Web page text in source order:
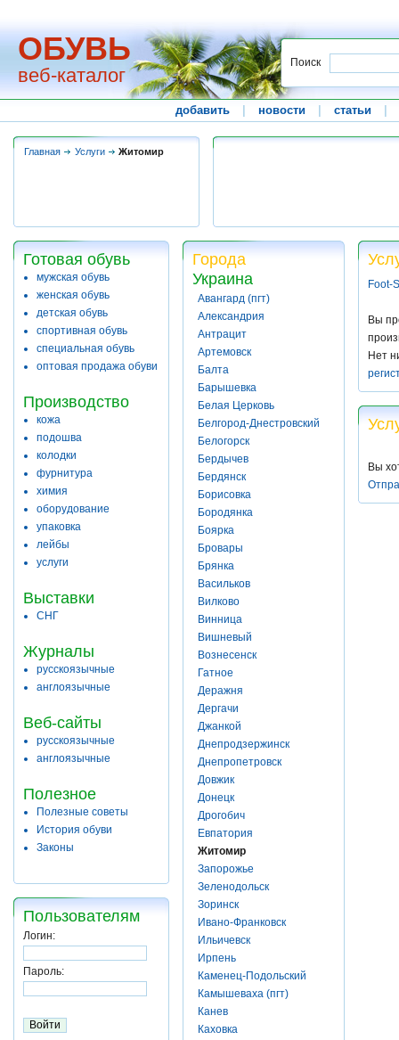
ОБУВЬ
веб-каталог
Поиск
добавить новости статьи
Главная Услуги Житомир
Готовая обувь
мужская обувь
женская обувь
детская обувь
спортивная обувь
специальная обувь
оптовая продажа обуви
Производство
кожа
подошва
колодки
фурнитура
химия
оборудование
упаковка
лейбы
услуги
Выставки
СНГ
Журналы
русскоязычные
англоязычные
Веб-сайты
русскоязычные
англоязычные
Полезное
Полезные советы
История обуви
Законы
Пользователям
Логин:
Пароль:
Города
Украина
Авангард (пгт)
Александрия
Антрацит
Артемовск
Балта
Барышевка
Белая Церковь
Белгород-Днестровский
Белогорск
Бердычев
Бердянск
Борисовка
Бородянка
Боярка
Бровары
Брянка
Васильков
Вилково
Винница
Вишневый
Вознесенск
Гатное
Деражня
Дергачи
Джанкой
Днепродзержинск
Днепропетровск
Довжик
Донецк
Дрогобич
Евпатория
Житомир
Запорожье
Зеленодольск
Зоринск
Ивано-Франковск
Ильичевск
Ирпень
Каменец-Подольский
Камышеваха (пгт)
Канев
Каховка
Foot-
Вы
Нет
Вы